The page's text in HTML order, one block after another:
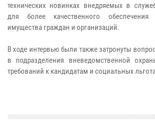
технических новинках внедряемых в
для более качественного
имущества граждан и организаций.
В ходе интервью были также затронуты
в подразделения вневедомственной
требований к кандидатам и социальных